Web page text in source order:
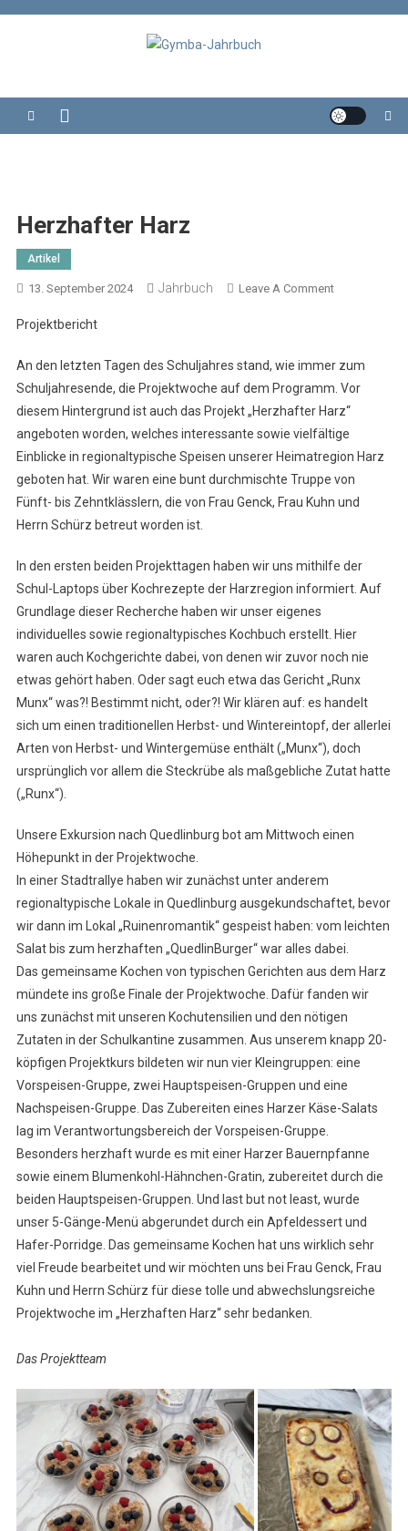
Herzhafter Harz
Artikel
13. September 2024 Jahrbuch Leave A CommentOn
Projektbericht
An den letzten Tagen des Schuljahres stand, wie immer zum
Schuljahresende, die Projektwoche auf dem Programm. Vor
diesem Hintergrund ist auch das Projekt „Herzhafter Harz“
angeboten worden, welches interessante sowie vielfältige
Einblicke in regionaltypische Speisen unserer Heimatregion Harz
geboten hat. Wir waren eine bunt durchmischte Truppe von
Fünft- bis Zehntklässlern, die von Frau Genck, Frau Kuhn und
Herrn Schürz betreut worden ist.
In den ersten beiden Projekttagen haben wir uns mithilfe der
Schul-Laptops über Kochrezepte der Harzregion informiert. Auf
Grundlage dieser Recherche haben wir unser eigenes
individuelles sowie regionaltypisches Kochbuch erstellt. Hier
waren auch Kochgerichte dabei, von denen wir zuvor noch nie
etwas gehört haben. Oder sagt euch etwa das Gericht „Runx
Munx“ was?! Bestimmt nicht, oder?! Wir klären auf: es handelt
sich um einen traditionellen Herbst- und Wintereintopf, der allerlei
Arten von Herbst- und Wintergemüse enthält („Munx“), doch
ursprünglich vor allem die Steckrübe als maßgebliche Zutat hatte
(„Runx“).
Unsere Exkursion nach Quedlinburg bot am Mittwoch einen
Höhepunkt in der Projektwoche.
In einer Stadtrallye haben wir zunächst unter anderem
regionaltypische Lokale in Quedlinburg ausgekundschaftet, bevor
wir dann im Lokal „Ruinenromantik“ gespeist haben: vom leichten
Salat bis zum herzhaften „QuedlinBurger“ war alles dabei.
Das gemeinsame Kochen von typischen Gerichten aus dem Harz
mündete ins große Finale der Projektwoche. Dafür fanden wir
uns zunächst mit unseren Kochutensilien und den nötigen
Zutaten in der Schulkantine zusammen. Aus unserem knapp 20-
köpfigen Projektkurs bildeten wir nun vier Kleingruppen: eine
Vorspeisen-Gruppe, zwei Hauptspeisen-Gruppen und eine
Nachspeisen-Gruppe. Das Zubereiten eines Harzer Käse-Salats
lag im Verantwortungsbereich der Vorspeisen-Gruppe.
Besonders herzhaft wurde es mit einer Harzer Bauernpfanne
sowie einem Blumenkohl-Hähnchen-Gratin, zubereitet durch die
beiden Hauptspeisen-Gruppen. Und last but not least, wurde
unser 5-Gänge-Menü abgerundet durch ein Apfeldessert und
Hafer-Porridge. Das gemeinsame Kochen hat uns wirklich sehr
viel Freude bearbeitet und wir möchten uns bei Frau Genck, Frau
Kuhn und Herrn Schürz für diese tolle und abwechslungsreiche
Projektwoche im „Herzhaften Harz“ sehr bedanken.
Das Projektteam